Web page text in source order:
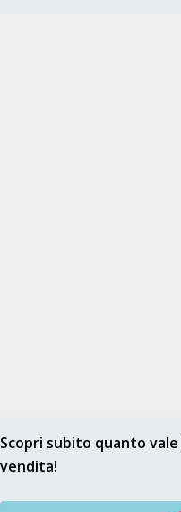
Scopri subito quanto
vendita!